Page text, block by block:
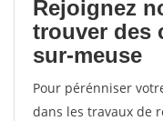
Rejoignez
trouver des
sur-meuse
Pour pérénniser
dans les travaux de